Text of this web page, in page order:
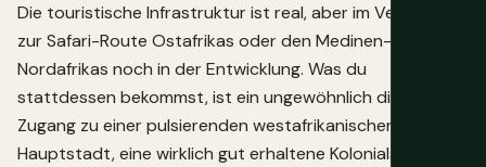
Die touristische Infrastruktur ist real, aber im Vergleich
zur Safari-Route Ostafrikas oder den Medinen-Städten
Nordafrikas noch in der Entwicklung. Was du
stattdessen bekommst, ist ein ungewöhnlich direkter
Zugang zu einer pulsierenden westafrikanischen
Hauptstadt, eine wirklich gut erhaltene Kolonialstadt in